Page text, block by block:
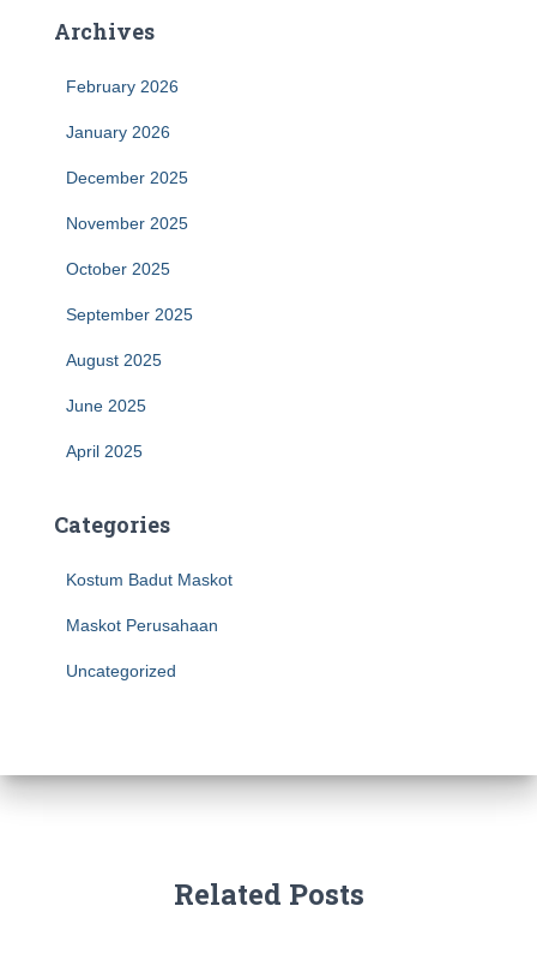
Archives
February 2026
January 2026
December 2025
November 2025
October 2025
September 2025
August 2025
June 2025
April 2025
Categories
Kostum Badut Maskot
Maskot Perusahaan
Uncategorized
Related Posts